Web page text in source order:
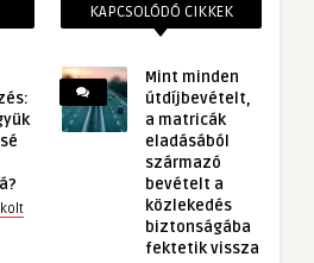
KAPCSOLÓDÓ CIKKEK
Mint minden
útdíjbevételt,
a matricák
eladásából
származó
bevételt a
közlekedés
biztonságába
fektetik vissza